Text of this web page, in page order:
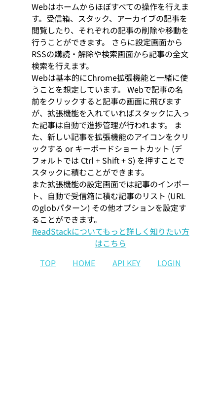
Webはホームからほぼすべての操作を行えま
す。受信箱、スタック、アーカイブの記事を
閲覧したり、それぞれの記事の削除や移動を
行うことができます。 さらに設定画面から
RSSの購読・解除や検索画面から記事の全文
検索を行えます。
Webは基本的にChrome拡張機能と一緒に使
うことを想定しています。 Webで記事の名
前をクリックすると記事の画面に飛びます
が、拡張機能を入れていればスタックに入っ
た記事は自動で進捗管理が行われます。 ま
た、新しい記事を拡張機能のアイコンをクリ
ックする or キーボードショートカット (デ
フォルトでは Ctrl + Shift + S) を押すことで
スタックに積むことができます。
また拡張機能の設定画面では記事のインポー
ト、自動で受信箱に積む記事のリスト (URL
のglobパターン) その他オプションを設定す
ることができます。
ReadStackについてもっと詳しく知りたい方
はこちら
TOP
HOME API KEY LOGIN